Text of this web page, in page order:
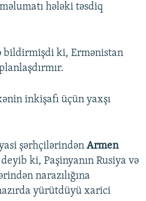
hələki təsdiq
bildirmişdi ki, Ermənistan
inkişafı üçün yaxşı
şərhçilərindən Armen
ki, Paşinyanın Rusiya və
narazılığına
yürütdüyü xarici